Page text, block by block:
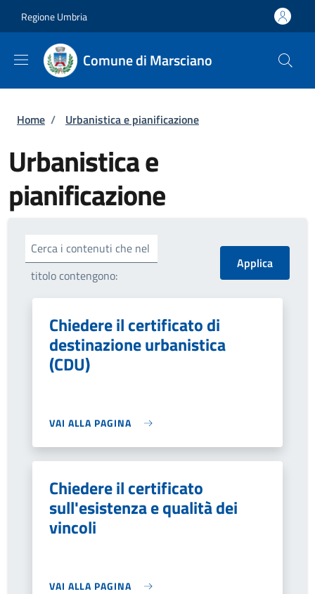
Regione Umbria
Comune di Marsciano
Briciole di pane
Home / Urbanistica e pianificazione
Urbanistica e
pianificazione
Cerca i contenuti che nel
titolo contengono:
Chiedere il certificato di
destinazione urbanistica
(CDU)
VAI ALLA PAGINA
Chiedere il certificato
sull'esistenza e qualità dei
vincoli
VAI ALLA PAGINA